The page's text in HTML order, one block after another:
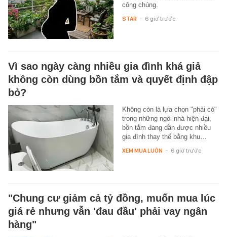
công chúng.
STAR - 6 giờ trước
Vì sao ngày càng nhiều gia đình khá giả
không còn dùng bồn tắm và quyết định đập
bỏ?
Không còn là lựa chọn "phải có"
trong những ngôi nhà hiện đại,
bồn tắm đang dần được nhiều
gia đình thay thế bằng khu…
XEM MUA LUÔN - 6 giờ trước
"Chung cư giảm cả tỷ đồng, muốn mua lúc
giá rẻ nhưng vẫn 'đau đầu' phải vay ngân
hàng"